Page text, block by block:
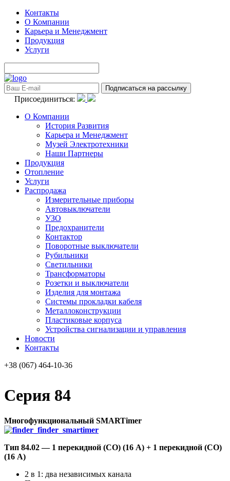
Контакты
О Компании
Карьера и Менеджмент
Продукция
Услуги
Присоединиться:
О Компании
История Развития
Карьера и Менеджмент
Музей Электротехники
Наши Партнеры
Продукция
Отопление
Услуги
Распродажа
Измерительные приборы
Автовыключатели
УЗО
Предохранители
Контактор
Поворотные выключатели
Рубильники
Светильники
Трансформаторы
Розетки и выключатели
Изделия для монтажа
Системы прокладки кабеля
Металлоконcтрукции
Пластиковые корпуса
Устройства сигнализации и управления
Новости
Контакты
+38 (067) 464-10-36
Серия 84
Многофункциональный SMARTimer
Тип 84.02 — 1 перекидной (CO) (16 A) + 1 перекидной (CO)
(16 A)
2 в 1: два независимых канала